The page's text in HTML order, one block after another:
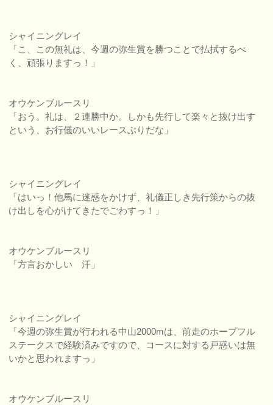
シャイニングレイ
「こ、この無礼は、今週の弥生賞を勝つことで払拭するべ
く、頑張りますっ！」
オウケンブルースリ
「おう。礼は、２連勝中か。しかも先行して楽々と抜け出す
という、お行儀のいいレースぶりだな」
シャイニングレイ
「はいっ！他馬に迷惑をかけず、礼儀正しき先行策からの抜
け出しを心がけてきたでごわすっ！」
オウケンブルースリ
「方言おかしい 汗」
シャイニングレイ
「今週の弥生賞が行われる中山2000mは、前走のホープフル
ステークスで経験済みですので、コースに対する戸惑いは無
いかと思われますっ」
オウケンブルースリ